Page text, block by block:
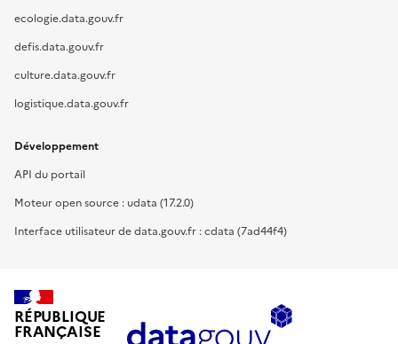
ecologie.data.gouv.fr
defis.data.gouv.fr
culture.data.gouv.fr
logistique.data.gouv.fr
Développement
API du portail
Moteur open source : udata (17.2.0)
Interface utilisateur de data.gouv.fr : cdata (7ad44f4)
RÉPUBLIQUE
FRANÇAISE